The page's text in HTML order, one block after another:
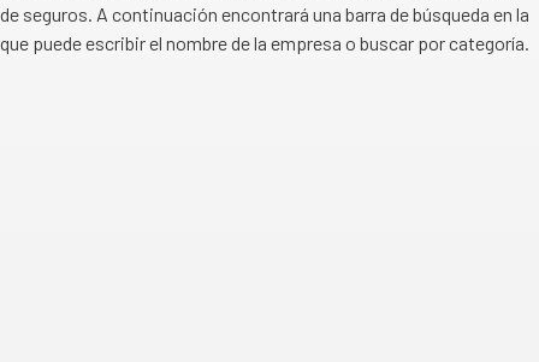
de seguros. A continuación encontrará una barra de búsqueda en la
que puede escribir el nombre de la empresa o buscar por categoría.